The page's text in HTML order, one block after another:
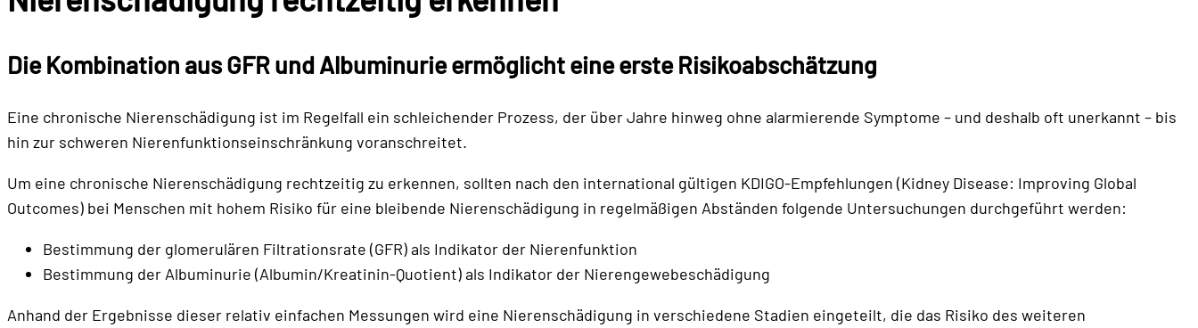
Die Kombination ausGFR und Albuminurieermöglicht eine erste Risiko­abschätzung
Eine chronische Nierenschädigung ist im Regelfall ein schleichender Prozess, der über Jahre hinweg ohne alarmierende Symptome – und deshalb oft unerkannt – bis
hin zur schweren Nierenfunktionseinschränkung voranschreitet.
Um eine chronische Nierenschädigung rechtzeitig zu erkennen, sollten nach den international gültigen ­KDIGO-Empfehlungen (Kidney Disease: Improving Global
Outcomes) bei Menschen mit hohem Risiko für eine bleibende Nierenschädigung in regelmäßigen Abständen folgende Untersuchungen durchgeführt werden:
Bestimmung der glomerulären Filtrationsrate (GFR) als Indikator der Nierenfunktion
Bestimmung der Albuminurie (Albumin/Kreatinin-Quotient) als Indikator der Nierengewebeschädigung
Anhand der Ergebnisse dieser relativ einfachen Messungen wird eine Nierenschädigung in verschiedene Stadien eingeteilt, die das Risiko des weiteren